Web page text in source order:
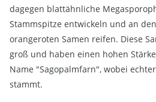
dagegen blattähnliche
Stammspitze entwickeln und an
orangeroten Samen reifen. Diese
groß und haben einen hohen
Name "Sagopalmfarn", wobei
stammt.